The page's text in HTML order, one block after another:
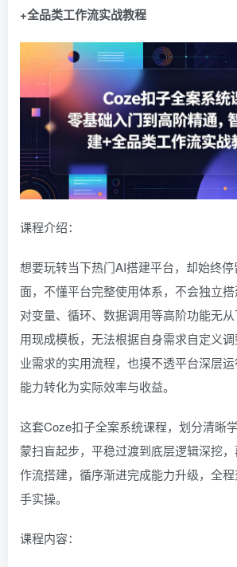
+全品类工作流实战教程
课程介绍：
想要玩转当下热门AI搭建平台，却始终
面，不懂平台完整使用体系，不会独立
对变量、循环、数据调用等高阶功能无
用现成模板，无法根据自身需求自定义
业需求的实用流程，也摸不透平台深层
能力转化为实际效率与收益。
这套Coze扣子全案系统课程，划分清晰
蒙扫盲起步，平稳过渡到底层逻辑深挖
作流搭建，循序渐进完成能力升级，全
手实操。
课程内容：